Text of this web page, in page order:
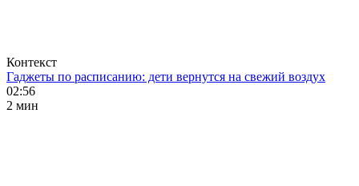
Контекст
Гаджеты по расписанию: дети вернутся на свежий воздух
02:56
2 мин